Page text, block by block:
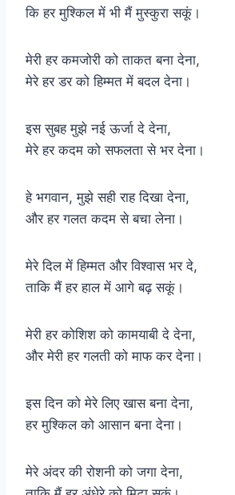
कि हर मुश्किल में भी मैं मुस्कुरा सकूं।
मेरी हर कमजोरी को ताकत बना देना,
मेरे हर डर को हिम्मत में बदल देना।
इस सुबह मुझे नई ऊर्जा दे देना,
मेरे हर कदम को सफलता से भर देना।
हे भगवान, मुझे सही राह दिखा देना,
और हर गलत कदम से बचा लेना।
मेरे दिल में हिम्मत और विश्वास भर दे,
ताकि मैं हर हाल में आगे बढ़ सकूं।
मेरी हर कोशिश को कामयाबी दे देना,
और मेरी हर गलती को माफ कर देना।
इस दिन को मेरे लिए खास बना देना,
हर मुश्किल को आसान बना देना।
मेरे अंदर की रोशनी को जगा देना,